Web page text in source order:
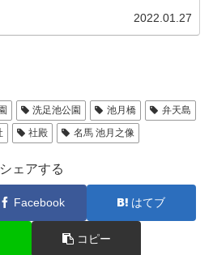
2022.01.27
洗足池公園 池月橋
弁天島
社殿 名馬 池月之像
シェアする
Facebook はてブ
コピー